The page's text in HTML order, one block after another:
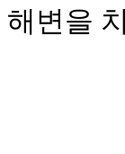
해변을